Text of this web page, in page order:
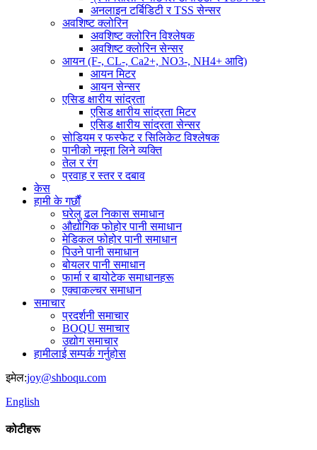
अनलाइन टर्बिडिटी र TSS सेन्सर
अवशिष्ट क्लोरिन
अवशिष्ट क्लोरिन विश्लेषक
अवशिष्ट क्लोरिन सेन्सर
आयन (F-, CL-, Ca2+, NO3-, NH4+ आदि)
आयन मिटर
आयन सेन्सर
एसिड क्षारीय सांद्रता
एसिड क्षारीय सांद्रता मिटर
एसिड क्षारीय सांद्रता सेन्सर
सोडियम र फस्फेट र सिलिकेट विश्लेषक
पानीको नमूना लिने व्यक्ति
तेल र रंग
प्रवाह र स्तर र दबाव
केस
हामी के गर्छौं
घरेलु ढल निकास समाधान
औद्योगिक फोहोर पानी समाधान
मेडिकल फोहोर पानी समाधान
पिउने पानी समाधान
बोयलर पानी समाधान
फार्मा र बायोटेक समाधानहरू
एक्वाकल्चर समाधान
समाचार
प्रदर्शनी समाचार
BOQU समाचार
उद्योग समाचार
हामीलाई सम्पर्क गर्नुहोस
इमेल:joy@shboqu.com
English
कोटीहरू